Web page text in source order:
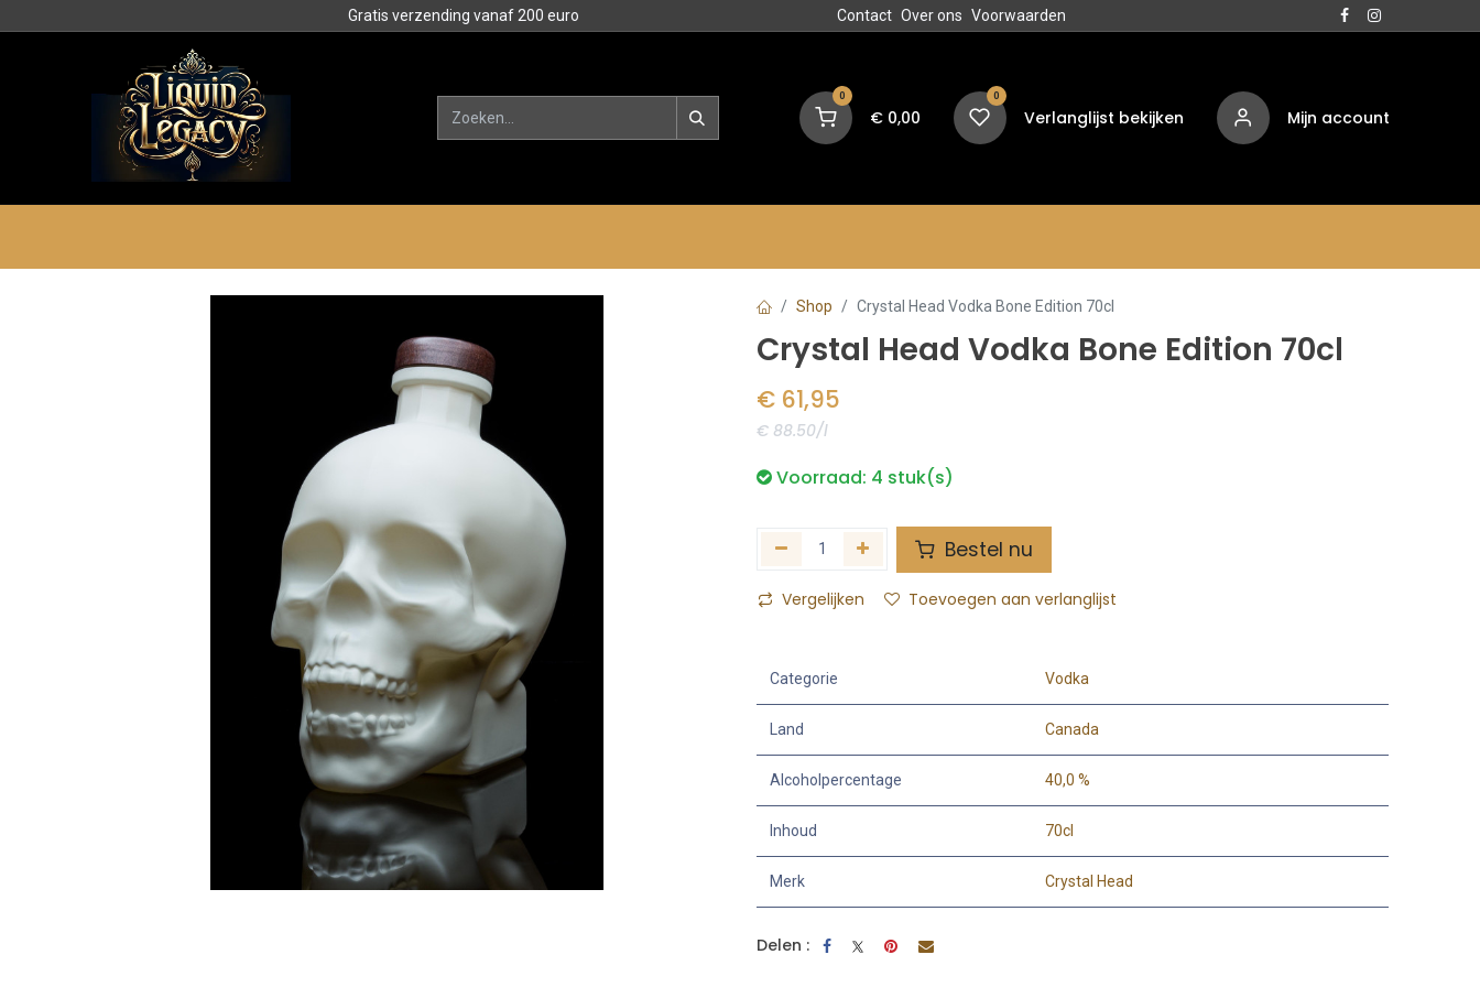
Gratis verzending vanaf 200 euro Contact Over ons Voorwaarden
0
€ 0,00
0
Verlanglijst bekijken Mijn account
Shop Crystal Head Vodka Bone Edition 70cl
Crystal Head Vodka Bone Edition 70cl
€ 61,95
€ 88.50/l
Voorraad: 4 stuk(s)
Bestel nu
Vergelijken Toevoegen aan verlanglijst
Categorie Vodka
Land Canada
Alcoholpercentage 40,0 %
Inhoud 70cl
Merk Crystal Head
Delen :